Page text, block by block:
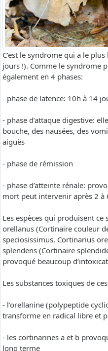
C’est le syndrome qui a le
jours !). Comme le syndrome
également en 4 phases:
- phase de latence: 10h à 14
- phase d’attaque digestive:
bouche, des nausées, des
aiguës
- phase de rémission
- phase d’atteinte rénale:
mort peut intervenir après 2 à
Les espèces qui produisent
orellanus (Cortinaire couleur
speciosissimus, Cortinarius
splendens (Cortinaire
provoqué beaucoup
Les substances toxiques de
- l’orellanine (polypeptide
transforme en radical libre et
- les cortinarines a et b
long terme